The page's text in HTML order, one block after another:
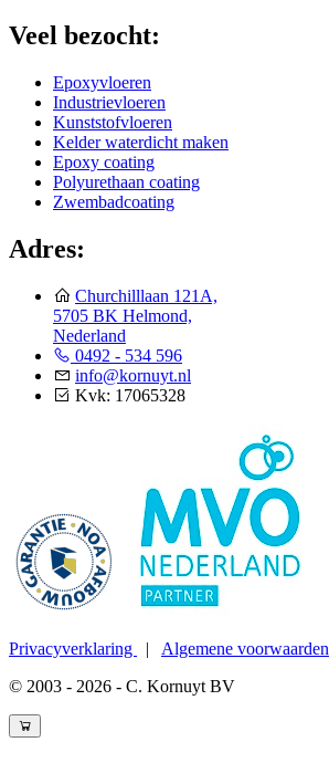
Veel bezocht:
Epoxyvloeren
Industrievloeren
Kunststofvloeren
Kelder waterdicht maken
Epoxy coating
Polyurethaan coating
Zwembadcoating
Adres:
Churchilllaan 121A,
5705 BK Helmond,
Nederland
0492 - 534 596
info@kornuyt.nl
Kvk: 17065328
Privacyverklaring | Algemene voorwaarden
© 2003 - 2026 - C. Kornuyt BV